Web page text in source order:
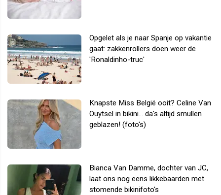
Opgelet als je naar Spanje op vakantie
gaat: zakkenrollers doen weer de
'Ronaldinho-truc'
Knapste Miss België ooit? Celine Van
Ouytsel in bikini... da's altijd smullen
geblazen! (foto's)
Bianca Van Damme, dochter van JC,
laat ons nog eens likkebaarden met
stomende bikinifoto's